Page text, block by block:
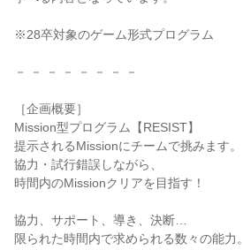
※28卒対象のゲーム形式プログラム
－ － － － － － － －
［企画概要］
Mission型プログラム【RESIST】
提示されるMissionにチームで挑みます。
協力・試行錯誤しながら、
時間内のMissionクリアを目指す！
協力、サポート、導き、決断…
限られた時間内で求められる数々の能力。